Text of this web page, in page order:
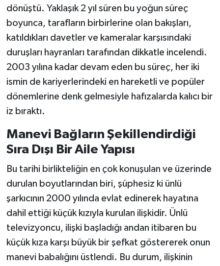
dönüştü. Yaklaşık 2 yıl süren bu yoğun süreç
boyunca, tarafların birbirlerine olan bakışları,
katıldıkları davetler ve kameralar karşısındaki
duruşları hayranları tarafından dikkatle incelendi.
2003 yılına kadar devam eden bu süreç, her iki
ismin de kariyerlerindeki en hareketli ve popüler
dönemlerine denk gelmesiyle hafızalarda kalıcı bir
iz bıraktı.
Manevi Bağların Şekillendirdiği
Sıra Dışı Bir Aile Yapısı
Bu tarihi birlikteliğin en çok konuşulan ve üzerinde
durulan boyutlarından biri, şüphesiz ki ünlü
şarkıcının 2000 yılında evlat edinerek hayatına
dahil ettiği küçük kızıyla kurulan ilişkidir. Ünlü
televizyoncu, ilişki başladığı andan itibaren bu
küçük kıza karşı büyük bir şefkat göstererek onun
manevi babalığını üstlendi. Bu durum, ilişkinin